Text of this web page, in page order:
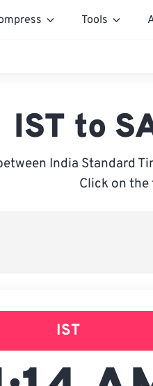
Tools
IST to
India Standard
Click on
IST